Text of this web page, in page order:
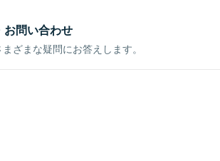
お問い合わせ
ざまな疑問にお答えします。